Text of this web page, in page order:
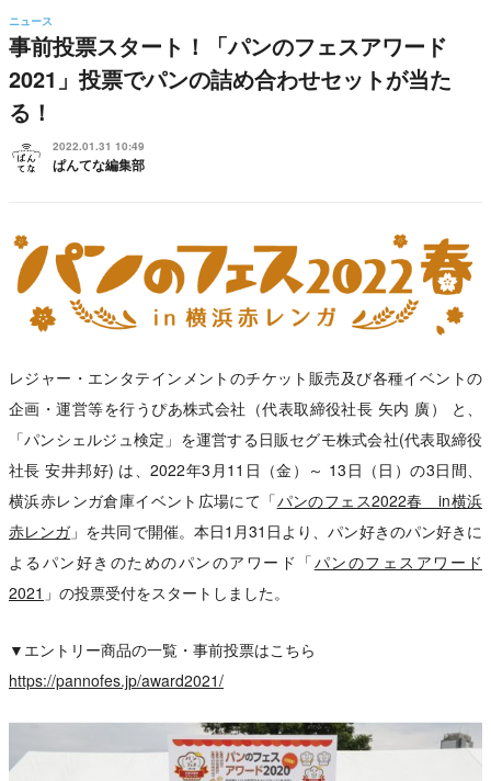
ニュース
事前投票スタート！「パンのフェスアワード
2021」投票でパンの詰め合わせセットが当た
る！
2022.01.31 10:49
ぱんてな編集部
レジャー・エンタテインメントのチケット販売及び各種イベントの
企画・運営等を行うぴあ株式会社（代表取締役社長 矢内 廣） と、
「パンシェルジュ検定」を運営する日販セグモ株式会社(代表取締役
社長 安井邦好) は、2022年3月11日（金）～ 13日（日）の3日間、
横浜赤レンガ倉庫イベント広場にて「パンのフェス2022春 in横浜
赤レンガ」を共同で開催。本日1月31日より、パン好きのパン好きに
よるパン好きのためのパンのアワード「パンのフェスアワード
2021 」の投票受付をスタートしました。
▼エントリー商品の一覧・事前投票はこちら
https://pannofes.jp/award2021/